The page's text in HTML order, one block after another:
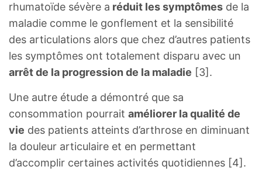
rhumatoïde sévère a réduit les symptômes de la
maladie comme le gonflement et la sensibilité
des articulations alors que chez d’autres patients
les symptômes ont totalement disparu avec un
arrêt de la progression de la maladie [3].
Une autre étude a démontré que sa
consommation pourrait améliorer la qualité de
vie des patients atteints d’arthrose en diminuant
la douleur articulaire et en permettant
d’accomplir certaines activités quotidiennes [4].